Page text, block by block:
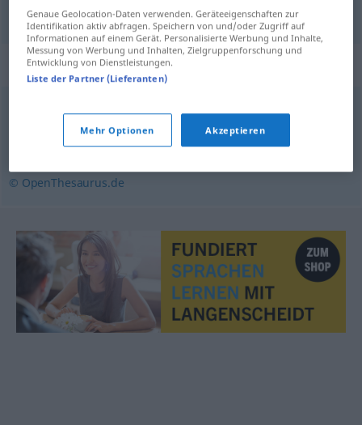
Synonyme für "unzutreffend"
verkehrt (ugs.),unhaltbar,inkorrekt,unsachgemäß
fehlerhaft,irrig (geh.),unrichtig,falsch (sein),unkorrekt
© OpenThesaurus.de
Genaue Geolocation-Daten verwenden. Geräteeigenschaften zur
Identifikation aktiv abfragen. Speichern von und/oder Zugriff auf
Informationen auf einem Gerät. Personalisierte Werbung und Inhalte,
Messung von Werbung und Inhalten, Zielgruppenforschung und
Entwicklung von Dienstleistungen.
Liste der Partner (Lieferanten)
Mehr Optionen Akzeptieren